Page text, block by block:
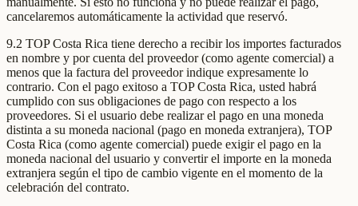
cancelaremos automáticamente la actividad que reservó.
9.2 TOP Costa Rica tiene derecho a recibir los importes facturados
en nombre y por cuenta del proveedor (como agente comercial) a
menos que la factura del proveedor indique expresamente lo
contrario. Con el pago exitoso a TOP Costa Rica, usted habrá
cumplido con sus obligaciones de pago con respecto a los
proveedores. Si el usuario debe realizar el pago en una moneda
distinta a su moneda nacional (pago en moneda extranjera), TOP
Costa Rica (como agente comercial) puede exigir el pago en la
moneda nacional del usuario y convertir el importe en la moneda
extranjera según el tipo de cambio vigente en el momento de la
celebración del contrato.